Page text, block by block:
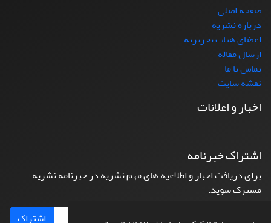
صفحه اصلی
درباره نشریه
اعضای هیات تحریریه
ارسال مقاله
تماس با ما
نقشه سایت
اخبار و اعلانات
اشتراک خبرنامه
برای دریافت اخبار و اطلاعیه های مهم نشریه در خبرنامه نشریه
مشترک شوید.
اشتراک